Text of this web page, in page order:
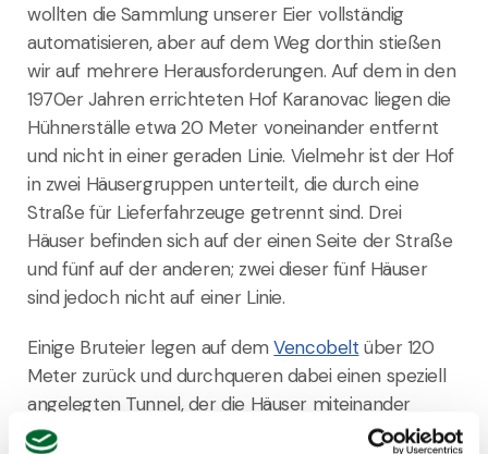
wollten die Sammlung unserer Eier vollständig
automatisieren, aber auf dem Weg dorthin stießen
wir auf mehrere Herausforderungen. Auf dem in den
1970er Jahren errichteten Hof Karanovac liegen die
Hühnerställe etwa 20 Meter voneinander entfernt
und nicht in einer geraden Linie. Vielmehr ist der Hof
in zwei Häusergruppen unterteilt, die durch eine
Straße für Lieferfahrzeuge getrennt sind. Drei
Häuser befinden sich auf der einen Seite der Straße
und fünf auf der anderen; zwei dieser fünf Häuser
sind jedoch nicht auf einer Linie.
Einige Bruteier legen auf demVencobelt über 120
Meter zurück und durchqueren dabei einen speziell
angelegten Tunnel, der die Häuser miteinander
verbindet und vollständigen Schutz vor